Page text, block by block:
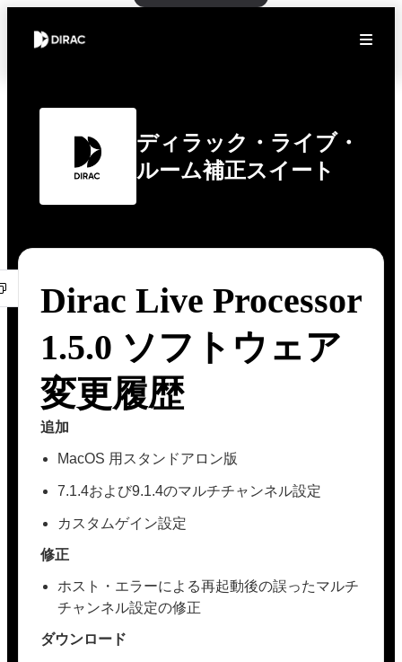
ディラック・ライブ・
ルーム補正スイート
Dirac Live Processor
1.5.0 ソフトウェア
変更履歴
追加
MacOS 用スタンドアロン版
7.1.4および9.1.4のマルチチャンネル設定
カスタムゲイン設定
修正
ホスト・エラーによる再起動後の誤ったマルチ
チャンネル設定の修正
ダウンロード